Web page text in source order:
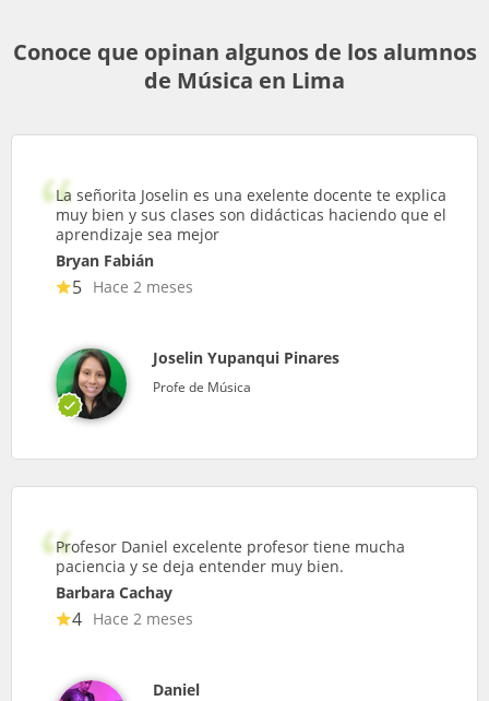
Conoce que opinan algunos de los alumnos
de Música en Lima
La señorita Joselin es una exelente docente te explica
muy bien y sus clases son didácticas haciendo que el
aprendizaje sea mejor
Bryan Fabián
5 Hace 2 meses
Joselin Yupanqui Pinares
Profe de Música
Profesor Daniel excelente profesor tiene mucha
paciencia y se deja entender muy bien.
Barbara Cachay
4 Hace 2 meses
Daniel